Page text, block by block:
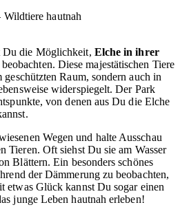
hautnah
Du die Möglichkeit, Elche in ihrer
Diese majestätischen Tiere
Raum, sondern auch in
widerspiegelt. Der Park
von denen aus Du die Elche
Wegen und halte Ausschau
Tieren. Oft siehst Du sie am Wasser
Blättern. Ein besonders schönes
der Dämmerung zu beobachten,
etwas Glück kannst Du sogar einen
junge Leben hautnah erleben!